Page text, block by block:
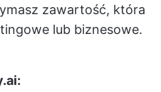
zawartość, która
lub biznesowe.